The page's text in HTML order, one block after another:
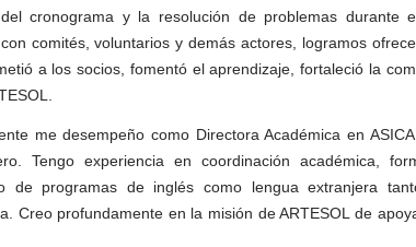
cronograma y la resolución de problemas durante
comités, voluntarios y demás actores, logramos
a los socios, fomentó el aprendizaje, fortaleció la
me desempeño como Directora Académica en
Tengo experiencia en coordinación académica,
de programas de inglés como lengua extranjera
Creo profundamente en la misión de ARTESOL de